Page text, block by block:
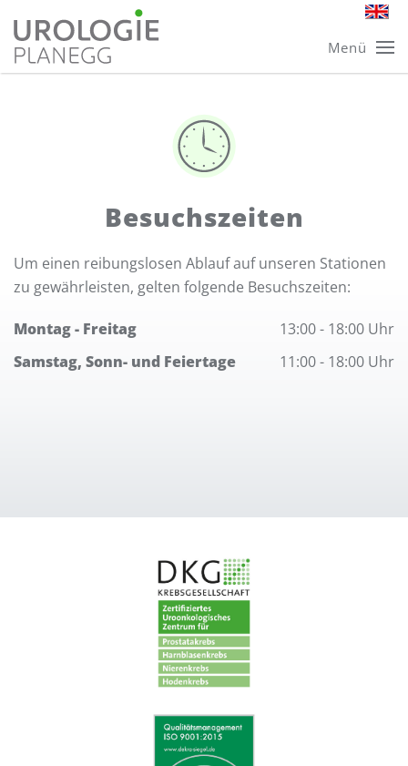
Skip
to
Menü
Besuchszeiten
Um einen reibungslosen Ablauf auf unseren Stationen
zu gewährleisten, gelten folgende Besuchszeiten:
Montag - Freitag
13:00 - 18:00 Uhr
Samstag, Sonn- und Feiertage
11:00 - 18:00 Uhr